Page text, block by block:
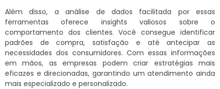
Além disso, a análise de dados facilitada por essas
ferramentas oferece insights valiosos sobre o
comportamento dos clientes. Você consegue identificar
padrões de compra, satisfação e até antecipar as
necessidades dos consumidores. Com essas informações
em mãos, as empresas podem criar estratégias mais
eficazes e direcionadas, garantindo um atendimento ainda
mais especializado e personalizado.